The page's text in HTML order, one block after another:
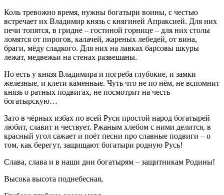
Коль тревожно время, нужны богатыри воины, с честью
встречает их Владимир князь с княгиней Апраксией. Для них
печи топятся, в гридне – гостиной горнице – для них столы
ломятся от пирогов, калачей, жареных лебедей, от вина,
браги, мёду сладкого. Для них на лавках барсовы шкуры
лежат, медвежьи на стенах развешаны.
Но есть у князя Владимира и погреба глубокие, и замки
железные, и клети каменные. Чуть что не по нём, не вспомнит
князь о ратных подвигах, не посмотрит на честь
богатырскую…
Зато в чёрных избах по всей Руси простой народ богатырей
любит, славит и чествует. Ржаным хлебом с ними делится, в
красный угол сажает и поёт песни про славные подвиги – о
том, как берегут, защищают богатыри родную Русь!
Слава, слава и в наши дни богатырям – защитникам Родины!
Высока высота поднебесная,